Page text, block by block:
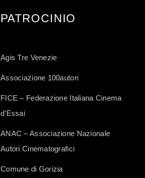
PATROCINIO
Agis Tre Venezie
Associazione 100autori
FICE – Federazione Italiana Cinema
d’Essai
ANAC – Associazione Nazionale
Autori Cinematografici
Comune di Gorizia